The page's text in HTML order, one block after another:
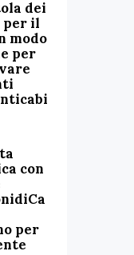
dei
il
modo
per
con
per